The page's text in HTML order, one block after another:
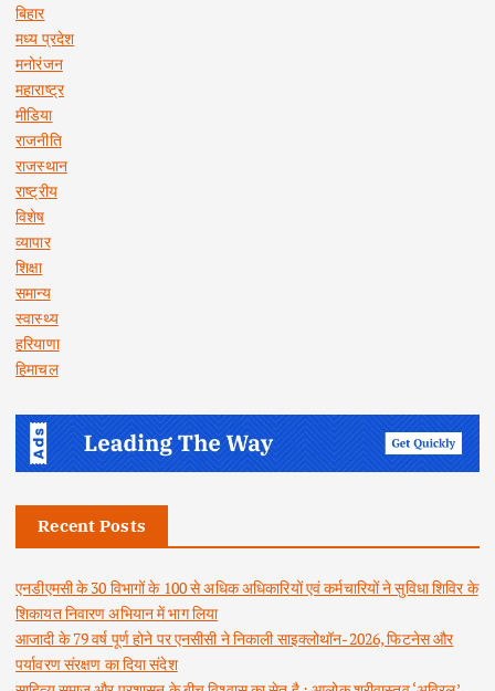
बिहार
मध्य प्रदेश
मनोरंजन
महाराष्ट्र
मीडिया
राजनीति
राजस्थान
राष्ट्रीय
विशेष
व्यापार
शिक्षा
समान्य
स्वास्थ्य
हरियाणा
हिमाचल
Recent Posts
एनडीएमसी के 30 विभागों के 100 से अधिक अधिकारियों एवं कर्मचारियों ने सुविधा शिविर के
शिकायत निवारण अभियान में भाग लिया
आजादी के 79 वर्ष पूर्ण होने पर एनसीसी ने निकाली साइक्लोथॉन-2026, फिटनेस और
पर्यावरण संरक्षण का दिया संदेश